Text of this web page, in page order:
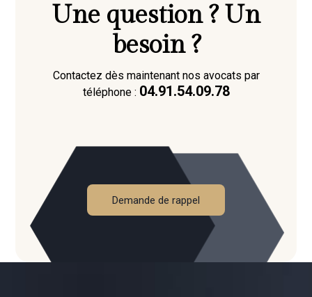
Une question ? Un
besoin ?
Contactez dès maintenant nos avocats par
téléphone : 04.91.54.09.78
Demande de rappel